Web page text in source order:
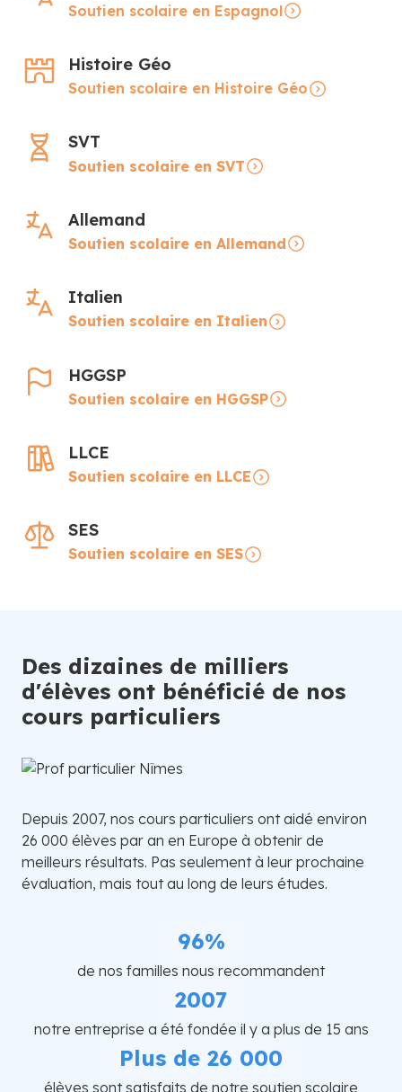
Soutien scolaire en Espagnol
Histoire Géo
Soutien scolaire en Histoire Géo
SVT
Soutien scolaire en SVT
Allemand
Soutien scolaire en Allemand
Italien
Soutien scolaire en Italien
HGGSP
Soutien scolaire en HGGSP
LLCE
Soutien scolaire en LLCE
SES
Soutien scolaire en SES
Des dizaines de milliers
d'élèves ont bénéficié de nos
cours particuliers
Depuis 2007, nos cours particuliers ont aidé environ
26 000 élèves par an en Europe à obtenir de
meilleurs résultats. Pas seulement à leur prochaine
évaluation, mais tout au long de leurs études.
96%
de nos familles nous recommandent
2007
notre entreprise a été fondée il y a plus de 15 ans
Plus de 26 000
élèves sont satisfaits de notre soutien scolaire